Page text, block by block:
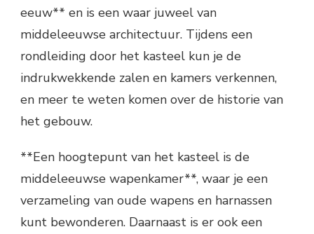
eeuw** en is een waar juweel van
middeleeuwse architectuur. Tijdens een
rondleiding door het kasteel kun je de
indrukwekkende zalen en kamers verkennen,
en meer te weten komen over de historie van
het gebouw.
**Een hoogtepunt van het kasteel is de
middeleeuwse wapenkamer**, waar je een
verzameling van oude wapens en harnassen
kunt bewonderen. Daarnaast is er ook een